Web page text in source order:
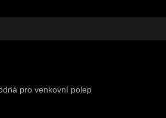
pro venkovní polep